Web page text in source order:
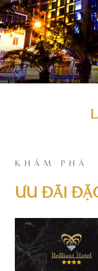
KHÁM PHÁ
ƯU ĐÃI